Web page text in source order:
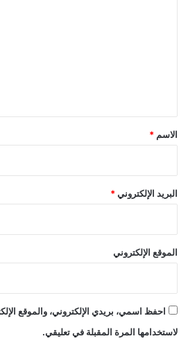
*
الاسم *
البريد الإلكتروني *
الموقع الإلكتروني
احفظ اسمي، بريدي الإلكتروني، والموقع
لاستخدامها المرة المقبلة في تعليقي.